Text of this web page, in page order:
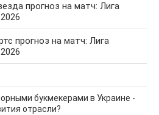
прогноз на матч: Лига
прогноз на матч: Лига
букмекерами в Украине -
отрасли?